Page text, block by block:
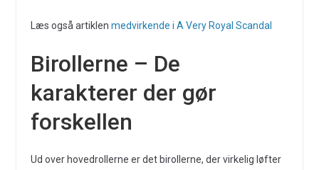
Læs også artiklen medvirkende i A Very Royal Scandal
Birollerne – De
karakterer der gør
forskellen
Ud over hovedrollerne er det birollerne, der virkelig løfter